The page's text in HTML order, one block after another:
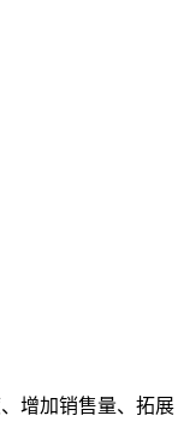
增加销售量、拓展